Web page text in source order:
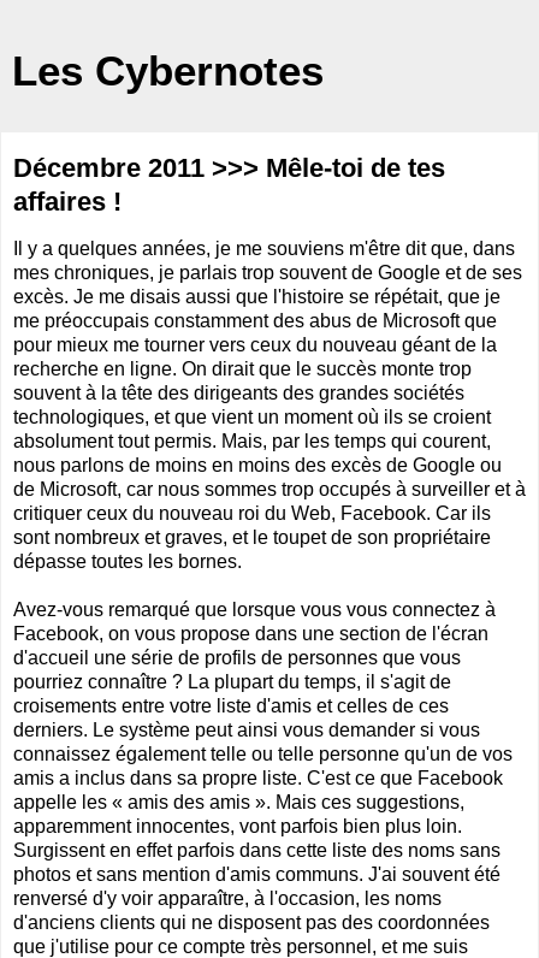
Les Cybernotes
Décembre 2011 >>> Mêle-toi de tes
affaires !
Il y a quelques années, je me souviens m'être dit que, dans
mes chroniques, je parlais trop souvent de Google et de ses
excès. Je me disais aussi que l'histoire se répétait, que je
me préoccupais constamment des abus de Microsoft que
pour mieux me tourner vers ceux du nouveau géant de la
recherche en ligne. On dirait que le succès monte trop
souvent à la tête des dirigeants des grandes sociétés
technologiques, et que vient un moment où ils se croient
absolument tout permis. Mais, par les temps qui courent,
nous parlons de moins en moins des excès de Google ou
de Microsoft, car nous sommes trop occupés à surveiller et à
critiquer ceux du nouveau roi du Web, Facebook. Car ils
sont nombreux et graves, et le toupet de son propriétaire
dépasse toutes les bornes.
Avez-vous remarqué que lorsque vous vous connectez à
Facebook, on vous propose dans une section de l'écran
d'accueil une série de profils de personnes que vous
pourriez connaître ? La plupart du temps, il s'agit de
croisements entre votre liste d'amis et celles de ces
derniers. Le système peut ainsi vous demander si vous
connaissez également telle ou telle personne qu'un de vos
amis a inclus dans sa propre liste. C'est ce que Facebook
appelle les « amis des amis ». Mais ces suggestions,
apparemment innocentes, vont parfois bien plus loin.
Surgissent en effet parfois dans cette liste des noms sans
photos et sans mention d'amis communs. J'ai souvent été
renversé d'y voir apparaître, à l'occasion, les noms
d'anciens clients qui ne disposent pas des coordonnées
que j'utilise pour ce compte très personnel, et me suis